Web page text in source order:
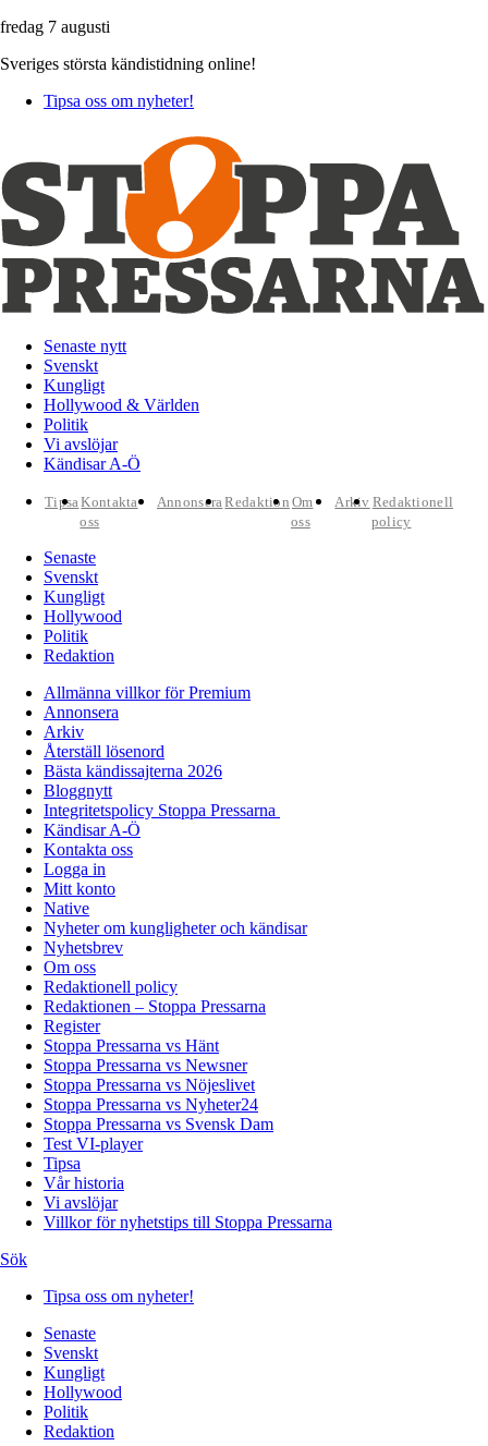
fredag 7 augusti
Sveriges största kändistidning online!
Tipsa oss om nyheter!
Senaste nytt
Svenskt
Kungligt
Hollywood & Världen
Politik
Vi avslöjar
Kändisar A-Ö
TipsaKontakta
oss
AnnonseraRedaktion Om
oss
Arkiv Redaktionell
policy
Senaste
Svenskt
Kungligt
Hollywood
Politik
Redaktion
Allmänna villkor för Premium
Annonsera
Arkiv
Återställ lösenord
Bästa kändissajterna 2026
Bloggnytt
Integritetspolicy Stoppa Pressarna
Kändisar A-Ö
Kontakta oss
Logga in
Mitt konto
Native
Nyheter om kungligheter och kändisar
Nyhetsbrev
Om oss
Redaktionell policy
Redaktionen – Stoppa Pressarna
Register
Stoppa Pressarna vs Hänt
Stoppa Pressarna vs Newsner
Stoppa Pressarna vs Nöjeslivet
Stoppa Pressarna vs Nyheter24
Stoppa Pressarna vs Svensk Dam
Test VI-player
Tipsa
Vår historia
Vi avslöjar
Villkor för nyhetstips till Stoppa Pressarna
Sök
Tipsa oss om nyheter!
Senaste
Svenskt
Kungligt
Hollywood
Politik
Redaktion